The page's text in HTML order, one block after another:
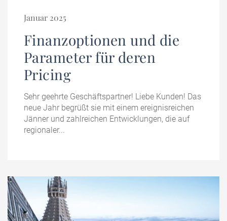
Januar 2025
Finanzoptionen und die
Parameter für deren
Pricing
Sehr geehrte Geschäftspartner! Liebe Kunden! Das
neue Jahr begrüßt sie mit einem ereignisreichen
Jänner und zahlreichen Entwicklungen, die auf
regionaler...